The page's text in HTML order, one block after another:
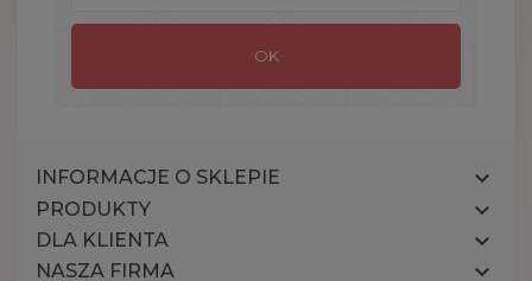
INFORMACJE O SKLEPIE 
PRODUKTY 
DLA KLIENTA 
NASZA FIRMA 